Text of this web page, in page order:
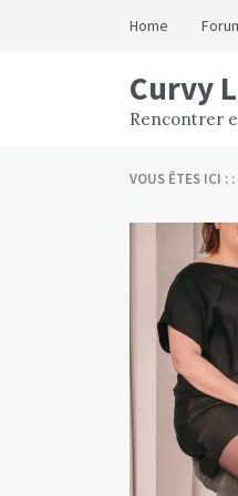
Home
Curvy
Rencontrer
VOUS ÊTES ICI : :